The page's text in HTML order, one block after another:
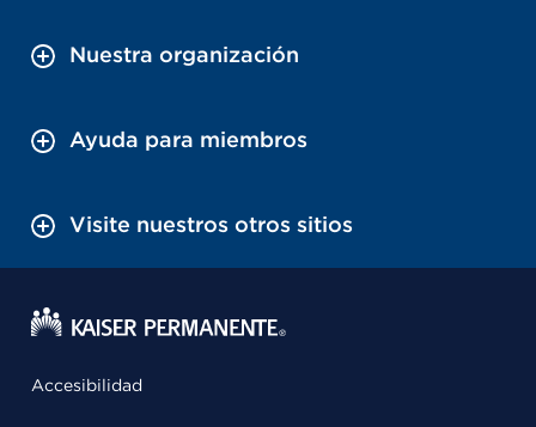
Nuestra organización
Ayuda para miembros
Visite nuestros otros sitios
Accesibilidad